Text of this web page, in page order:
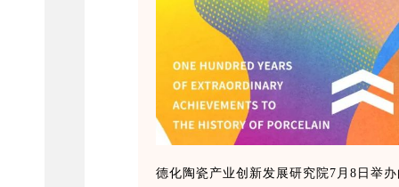
德化陶瓷产业创新发展研究院7月8日举